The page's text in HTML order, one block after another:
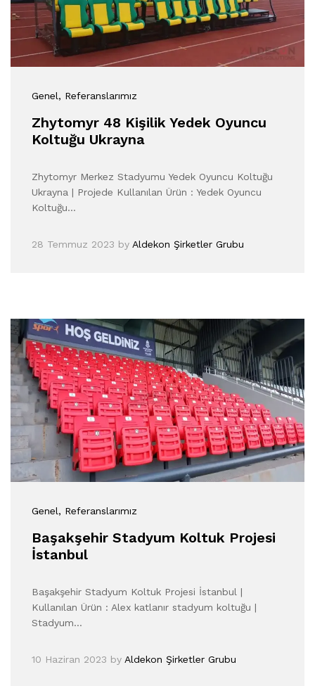
Genel, Referanslarımız
Zhytomyr 48 Kişilik Yedek Oyuncu
Koltuğu Ukrayna
Zhytomyr Merkez Stadyumu Yedek Oyuncu Koltuğu
Ukrayna | Projede Kullanılan Ürün : Yedek Oyuncu
Koltuğu…
28 Temmuz 2023 by Aldekon Şirketler Grubu
Genel, Referanslarımız
Başakşehir Stadyum Koltuk Projesi
İstanbul
Başakşehir Stadyum Koltuk Projesi İstanbul |
Kullanılan Ürün : Alex katlanır stadyum koltuğu |
Stadyum…
10 Haziran 2023 by Aldekon Şirketler Grubu